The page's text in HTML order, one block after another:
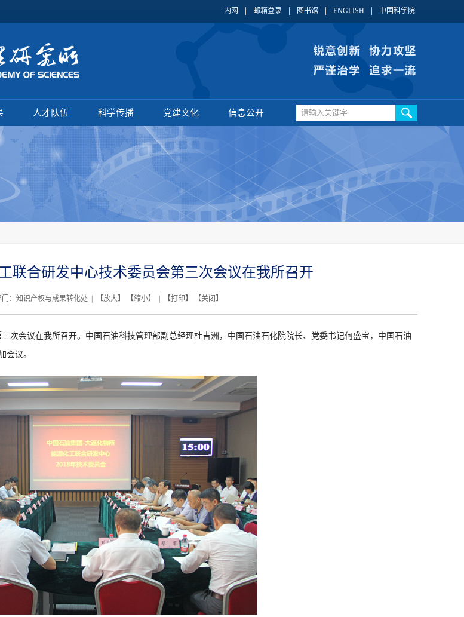
内网 邮箱登录 图书馆 ENGLISH 中国科学院
人才队伍 科学传播 党建文化 信息公开
联合研发中心技术委员会第三次会议在我所召开
：知识产权与成果转化处 | 【放大】 【缩小】 | 【打印】 【关闭 】
三次会议在我所召开。中国石油科技管理部副总经理杜吉洲， 中国石油石化院院长、党委书记何盛宝， 中国石油
会议。